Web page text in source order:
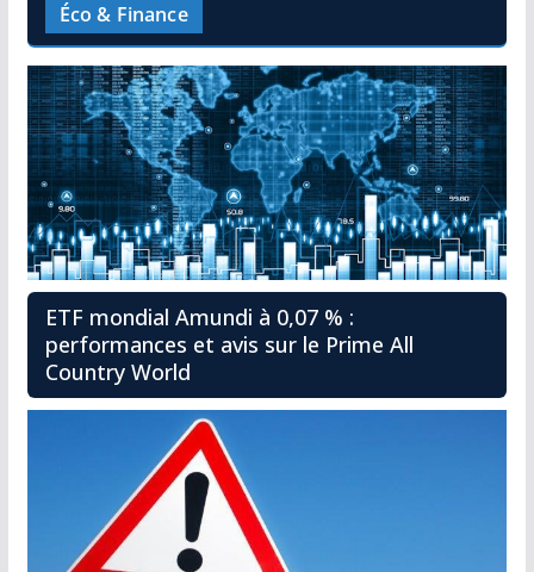
Éco & Finance
ETF mondial Amundi à 0,07 % :
performances et avis sur le Prime All
Country World